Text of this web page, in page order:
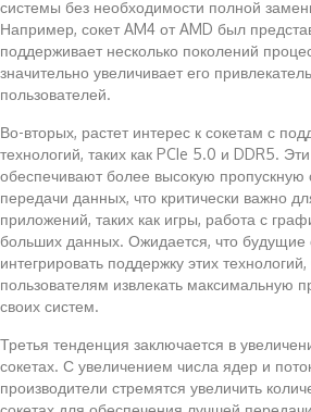
системы без необходимости полной
Например, сокет AM4 от AMD был
поддерживает несколько поколений
значительно увеличивает его
пользователей.
Во-вторых, растет интерес к сокетам с
технологий, таких как PCIe 5.0 и DDR5.
обеспечивают более высокую пропускную
передачи данных, что критически важно
приложений, таких как игры, работа с
больших данных. Ожидается, что будущие
интегрировать поддержку этих
пользователям извлекать максимальную
своих систем.
Третья тенденция заключается в
сокетах. С увеличением числа ядер и
производители стремятся увеличить